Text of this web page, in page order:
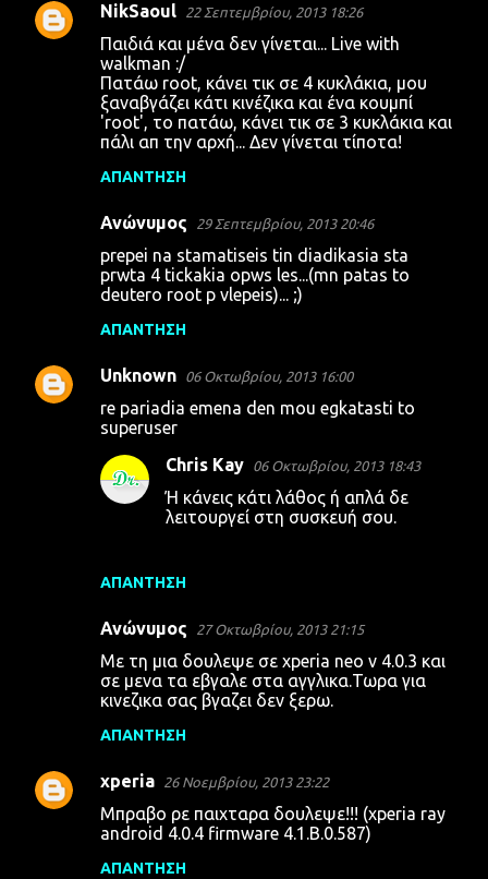
NikSaoul 22 Σεπτεμβρίου, 2013 18:26
Παιδιά και μένα δεν γίνεται... Live with
walkman :/
Πατάω root, κάνει τικ σε 4 κυκλάκια, μου
ξαναβγάζει κάτι κινέζικα και ένα κουμπί
'root', το πατάω, κάνει τικ σε 3 κυκλάκια και
πάλι απ την αρχή... Δεν γίνεται τίποτα!
ΑΠΆΝΤΗΣΗ
Ανώνυμος 29 Σεπτεμβρίου, 2013 20:46
prepei na stamatiseis tin diadikasia sta
prwta 4 tickakia opws les...(mn patas to
deutero root p vlepeis)... ;)
ΑΠΆΝΤΗΣΗ
Unknown 06 Οκτωβρίου, 2013 16:00
re pariadia emena den mou egkatasti to
superuser
ΑΠΆΝΤΗΣΗ
Chris Kay 06 Οκτωβρίου, 2013 18:43
Ή κάνεις κάτι λάθος ή απλά δε
λειτουργεί στη συσκευή σου.
Ανώνυμος 27 Οκτωβρίου, 2013 21:15
Με τη μια δουλεψε σε xperia neo v 4.0.3 και
σε μενα τα εβγαλε στα αγγλικα.Τωρα για
κινεζικα σας βγαζει δεν ξερω.
ΑΠΆΝΤΗΣΗ
xperia 26 Νοεμβρίου, 2013 23:22
Μπραβο ρε παιχταρα δουλεψε!!! (xperia ray
android 4.0.4 firmware 4.1.Β.0.587)
ΑΠΆΝΤΗΣΗ